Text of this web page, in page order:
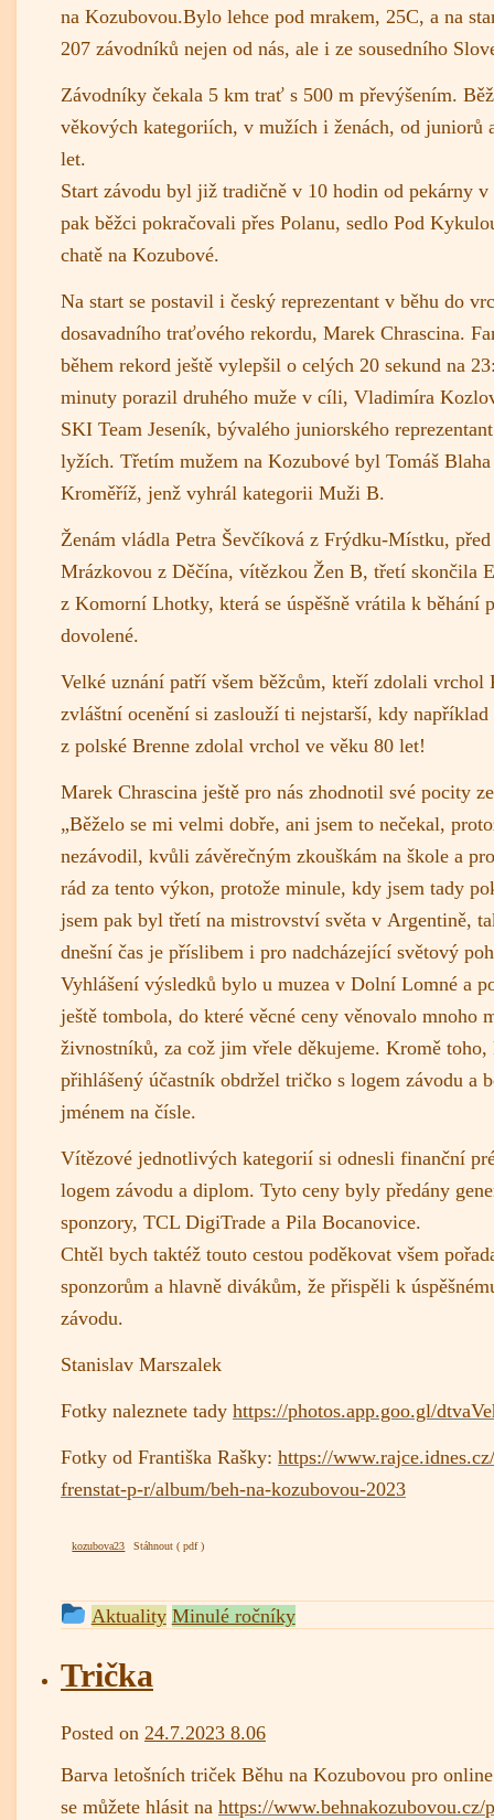
na Kozubovou.Bylo lehce pod mrakem, 25C, a na
207 závodníků nejen od nás, ale i ze sousedního
Závodníky čekala 5 km trať s 500 m převýšením.
věkových kategoriích, v mužích i ženách, od juniorů
let.
Start závodu byl již tradičně v 10 hodin od pekárny
pak běžci pokračovali přes Polanu, sedlo Pod
chatě na Kozubové.
Na start se postavil i český reprezentant v běhu do
dosavadního traťového rekordu, Marek Chrascina.
během rekord ještě vylepšil o celých 20 sekund na
minuty porazil druhého muže v cíli, Vladimíra
SKI Team Jeseník, bývalého juniorského
lyžích. Třetím mužem na Kozubové byl Tomáš
Kroměříž, jenž vyhrál kategorii Muži B.
Ženám vládla Petra Ševčíková z Frýdku-Místku,
Mrázkovou z Děčína, vítězkou Žen B, třetí skončila
z Komorní Lhotky, která se úspěšně vrátila k běhání
dovolené.
Velké uznání patří všem běžcům, kteří zdolali vrchol
zvláštní ocenění si zaslouží ti nejstarší, kdy
z polské Brenne zdolal vrchol ve věku 80 let!
Marek Chrascina ještě pro nás zhodnotil své pocity
„Běželo se mi velmi dobře, ani jsem to nečekal,
nezávodil, kvůli závěrečným zkouškám na škole a
rád za tento výkon, protože minule, kdy jsem tady
jsem pak byl třetí na mistrovství světa v Argentině,
dnešní čas je příslibem i pro nadcházející světový
Vyhlášení výsledků bylo u muzea v Dolní Lomné a
ještě tombola, do které věcné ceny věnovalo mnoho
živnostníků, za což jim vřele děkujeme. Kromě toho,
přihlášený účastník obdržel tričko s logem závodu a
jménem na čísle.
Vítězové jednotlivých kategorií si odnesli finanční
logem závodu a diplom. Tyto ceny byly předány
sponzory, TCL DigiTrade a Pila Bocanovice.
Chtěl bych taktéž touto cestou poděkovat všem
sponzorům a hlavně divákům, že přispěli k
závodu.
Stanislav Marszalek
Fotky naleznete tady https://photos.app.goo.gl/
Fotky od Františka Rašky: https://
frenstat-p-r/album/beh-na-kozubovou-2023
kozubova23 Stáhnout
This
was
posted
Aktuality Minulé ročníky
Trička
Posted on 24.7.2023 8.06
Barva letošních triček Běhu na Kozubovou pro
se můžete hlásit na https://www.behnakozubovou.cz/